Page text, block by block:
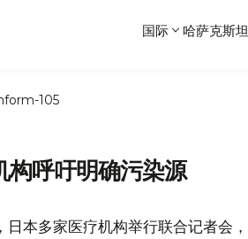
国际 哈萨克斯坦
105
构呼吁明确污染源
本多家医疗机构举行联合记者会，